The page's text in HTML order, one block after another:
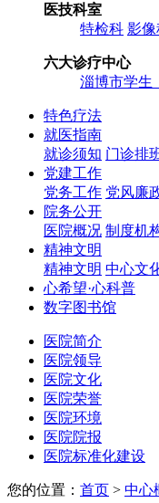
医技科室
特检科 影像
六大诊疗中心
淄博市学生
特色疗法
就医指南
就诊须知 门诊排
党建工作
党务工作 党风廉
院务公开
医院概况 制度机
精神文明
精神文明 中心文
心希望·心科普
数字图书馆
医院简介
医院领导
医院文化
医院荣誉
医院环境
医院院报
医院标准化建设
您的位置： 首页 > 中心